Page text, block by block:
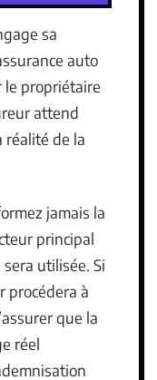
sa
auto
propriétaire
attend
réalité de la
jamais la
principal
utilisée. Si
procédera à
que la
réel